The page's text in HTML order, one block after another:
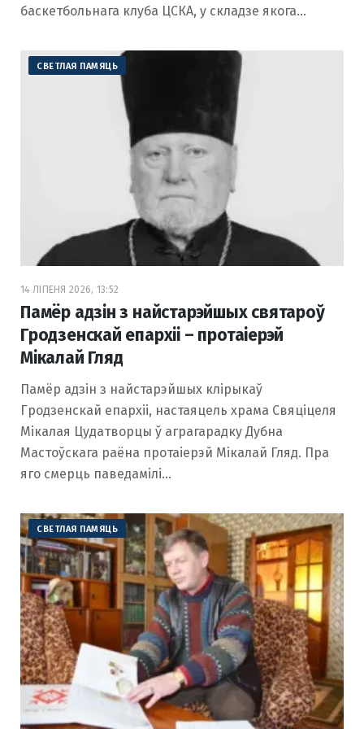
баскетбольнага клуба ЦСКА, у складзе якога…
СВЕТЛАЯ ПАМЯЦЬ
14 ЛІПЕНЯ 2026, 13:52
Памёр адзін з найстарэйшых святароў
Гродзенскай епархіі – протаіерэй
Мікалай Гляд
Памёр адзін з найстарэйшых клірыкаў
Гродзенскай епархіі, настаяцель храма Свяціцеля
Мікалая Цудатворцы ў аграгарадку Дубна
Мастоўскага раёна протаіерэй Мікалай Гляд. Пра
яго смерць паведамілі…
СВЕТЛАЯ ПАМЯЦЬ